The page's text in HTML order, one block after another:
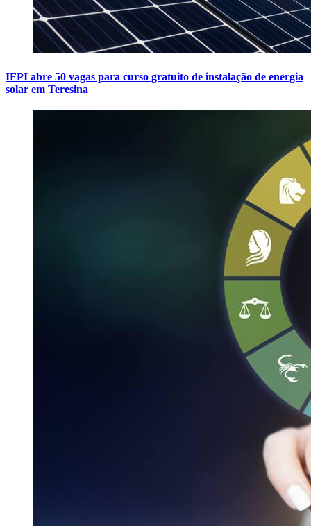
IFPI abre 50 vagas para curso gratuito de instalação de energia
solar em Teresina